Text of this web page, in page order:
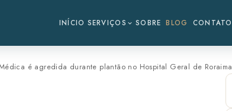
INÍCIO SERVIÇOS SOBRE BLOG CONTATO
é agredida durante plantão no Hospital Geral de Roraima